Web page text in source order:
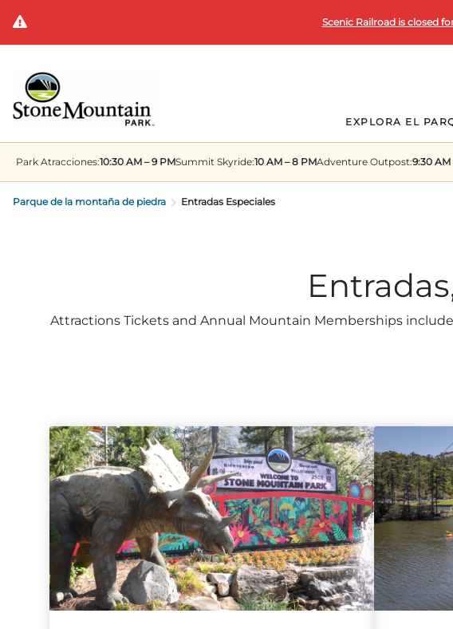
Scenic Railroad is closed
EXPLORA EL
Park Atracciones:10:30 AM – 9 PMSummit Skyride:10 AM – 8 PMAdventure Outpost:9:30 AM
Parque de la montaña de piedra Entradas Especiales
Attractions Tickets and Annual Mountain Memberships